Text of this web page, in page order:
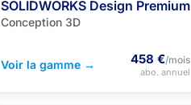
SOLIDWORKS Design Premium
Conception 3D
Voir la gamme → 458 €/mois
abo. annuel